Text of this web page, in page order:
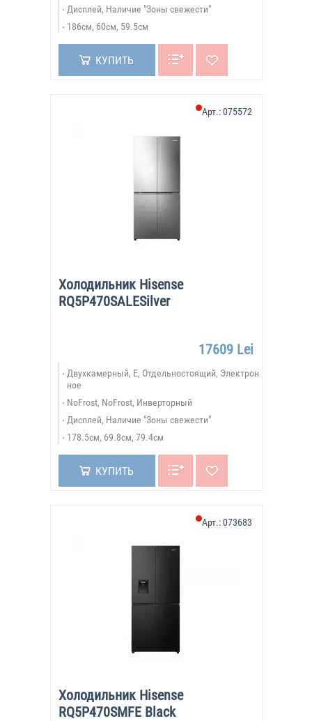
Дисплей, Наличие "Зоны свежести"
186см, 60см, 59.5см
КУПИТЬ
Холодильник Hisense
RQ5P470SALESilver
Арт.:075572
17609 Lei
Двухкамерный, E, Отдельностоящий, Электрон
ное
NoFrost, NoFrost, Инверторный
Дисплей, Наличие "Зоны свежести"
178.5см, 69.8см, 79.4см
КУПИТЬ
Холодильник Hisense
RQ5P470SMFE Black
Арт.:073683